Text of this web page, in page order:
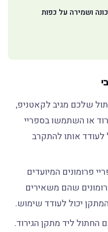
ושמירה על כפות
שלכם מגיב לקאטניפ,
או השתמשו בספריי
אותו להתקרב
פרומונים המיועדים
שהם משאירים
יכול לעודד שימוש.
ליד מתקן הגירוד.